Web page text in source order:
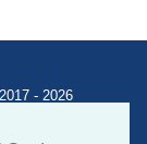
- 2026